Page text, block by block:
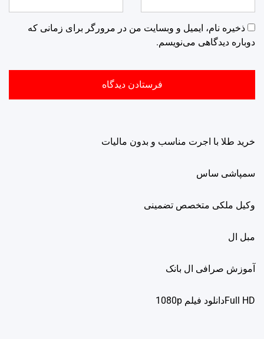
ذخیره نام، ایمیل و وبسایت من در مرورگر برای زمانی که
دوباره دیدگاهی می‌نویسم.
خرید طلا با اجرت مناسب و بدون مالیات
سمپاشی ساس
وکیل ملکی متخصص تضمینی
مبل ال
آموزش صرافی ال بانک
Full HDدانلود فيلم 1080p